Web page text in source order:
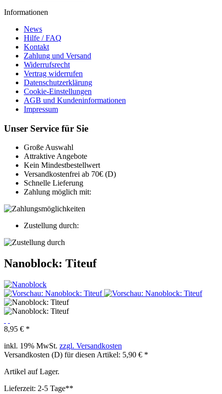
Informationen
News
Hilfe / FAQ
Kontakt
Zahlung und Versand
Widerrufsrecht
Vertrag widerrufen
Datenschutzerklärung
Cookie-Einstellungen
AGB und Kundeninformationen
Impressum
Unser Service für Sie
Große Auswahl
Attraktive Angebote
Kein Mindestbestellwert
Versandkostenfrei ab 70€ (D)
Schnelle Lieferung
Zahlung möglich mit:
Zustellung durch:
Nanoblock: Titeuf
8,95 € *
inkl. 19% MwSt. zzgl. Versandkosten
Versandkosten (D) für diesen Artikel: 5,90 € *
Artikel auf Lager.
Lieferzeit: 2-5 Tage**